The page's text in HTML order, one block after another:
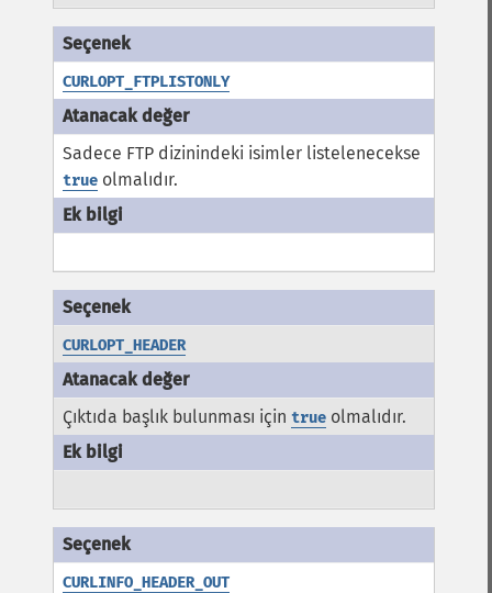
CURLOPT_FTPLISTONLY
Sadece FTP dizinindeki isimler listelenecekse
true olmalıdır.
CURLOPT_HEADER
Çıktıda başlık bulunması için true olmalıdır.
CURLINFO_HEADER_OUT